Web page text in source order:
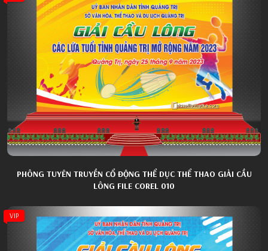
PHÔNG TUYÊN TRUYỀN CỔ ĐỘNG THỂ DỤC THỂ THAO GIẢI CẦU
LÔNG FILE COREL 010
VIP